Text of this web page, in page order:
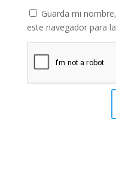
Guarda mi
este navegador para